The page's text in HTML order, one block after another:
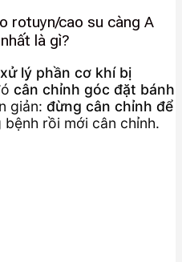
rotuyn/cao su càng A
là gì?
xử lý phần cơ khí bị
cân chỉnh góc đặt bánh
giản: đừng cân chỉnh để
bệnh rồi mới cân chỉnh.